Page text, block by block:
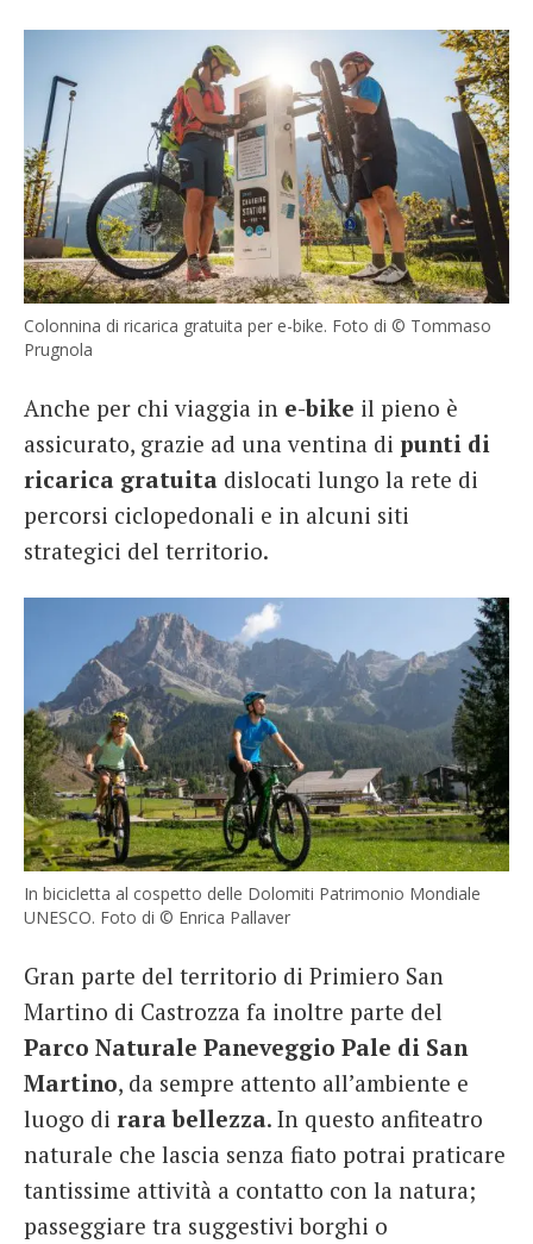
Colonnina di ricarica gratuita per e-bike. Foto di © Tommaso
Prugnola
Anche per chi viaggia in e-bike il pieno è
assicurato, grazie ad una ventina di punti di
ricarica gratuita dislocati lungo la rete di
percorsi ciclopedonali e in alcuni siti
strategici del territorio.
In bicicletta al cospetto delle Dolomiti Patrimonio Mondiale
UNESCO. Foto di © Enrica Pallaver
Gran parte del territorio di Primiero San
Martino di Castrozza fa inoltre parte del
Parco Naturale Paneveggio Pale di San
Martino, da sempre attento all’ambiente e
luogo di rara bellezza. In questo anfiteatro
naturale che lascia senza fiato potrai praticare
tantissime attività a contatto con la natura;
passeggiare tra suggestivi borghi o